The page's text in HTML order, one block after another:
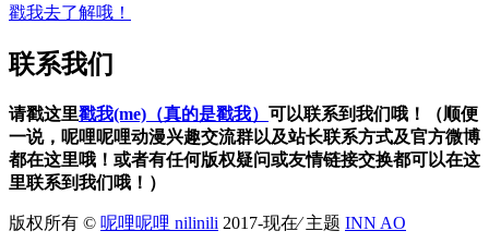
戳我去了解哦！
联系我们
请戳这里戳我(me)（真的是戳我） 可以联系到我们哦！（顺便
一说，呢哩呢哩动漫兴趣交流群以及站长联系方式及官方微博
都在这里哦！或者有任何版权疑问或友情链接交换都可以在这
里联系到我们哦！）
版权所有 © 呢哩呢哩 nilinili 2017-现在⁄ 主题 INN AO